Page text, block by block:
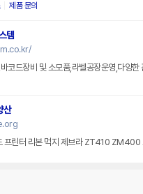
제품 문의
템
코드장비 및 소모품,라벨공장운영,다양한
산
벨지 제작 바코드 프린터 리본 먹지 제브라 ZT410